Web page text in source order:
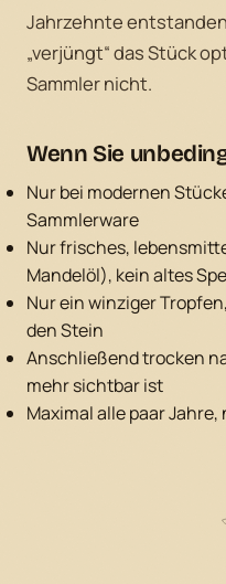
Jahrzehnte
„verjüngt“ das Stück
Sammler nicht.
Wenn Sie
Nur bei modernen
Sammlerware
Nur frisches,
Mandelöl), kein altes
Nur ein winziger
den Stein
Anschließend trocken
mehr sichtbar ist
Maximal alle paar